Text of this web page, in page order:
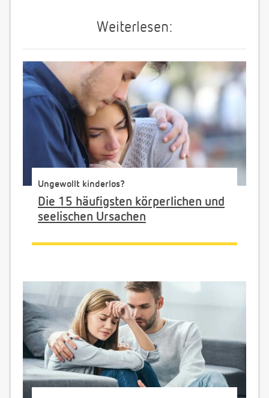
Weiterlesen:
Ungewollt kinderlos?
Die 15 häufigsten körperlichen und
seelischen Ursachen